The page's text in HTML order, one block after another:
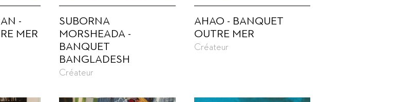
-
MER
SUBORNA
MORSHEADA -
BANQUET
BANGLADESH
Créateur
AHAO - BANQUET
OUTRE MER
Créateur